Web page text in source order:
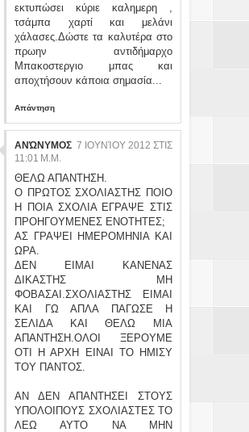
εκτυπώσει κύριε καλημερη ,
τσάμπα χαρτί και μελάνι
χάλασες.Δώστε τα καλυτέρα στο
πρωην αντιδήμαρχο
Μπακοστεργιο μπας και
αποχτήσουν κάποια σημασία...
Απάντηση
ΑΝΏΝΥΜΟΣ 7 ΙΟΥΝΊΟΥ 2012 ΣΤΙΣ
11:01 Μ.Μ.
ΘΕΛΩ ΑΠΑΝΤΗΣΗ.
Ο ΠΡΩΤΟΣ ΣΧΟΛΙΑΣΤΗΣ ΠΟΙΟ
Η ΠΟΙΑ ΣΧΟΛΙΑ ΕΓΡΑΨΕ ΣΤΙΣ
ΠΡΟΗΓΟΥΜΕΝΕΣ ΕΝΟΤΗΤΕΣ;
ΑΣ ΓΡΑΨΕΙ ΗΜΕΡΟΜΗΝΙΑ ΚΑΙ
ΩΡΑ.
ΔΕΝ ΕΙΜΑΙ ΚΑΝΕΝΑΣ
ΔΙΚΑΣΤΗΣ ΜΗ
ΦΟΒΑΣΑΙ.ΣΧΟΛΙΑΣΤΗΣ ΕΙΜΑΙ
ΚΑΙ ΓΩ ΑΠΛΑ ΠΑΓΩΣΕ Η
ΣΕΛΙΔΑ ΚΑΙ ΘΕΛΩ ΜΙΑ
ΑΠΑΝΤΗΣΗ.ΟΛΟΙ ΞΕΡΟΥΜΕ
ΟΤΙ Η ΑΡΧΗ ΕΙΝΑΙ ΤΟ ΗΜΙΣΥ
ΤΟΥ ΠΑΝΤΟΣ.
ΑΝ ΔΕΝ ΑΠΑΝΤΗΣΕΙ ΣΤΟΥΣ
ΥΠΟΛΟΙΠΟΥΣ ΣΧΟΛΙΑΣΤΕΣ ΤΟ
ΛΕΩ ΑΥΤΟ ΝΑ ΜΗΝ